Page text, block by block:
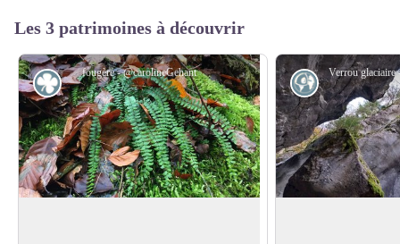
Les 3 patrimoines à découvrir
fougère - @carolineGehant
Flore Géologie